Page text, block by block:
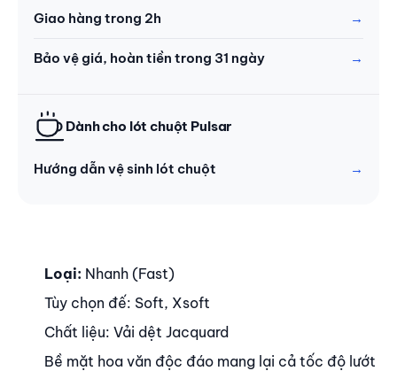
Giao hàng trong 2h
Bảo vệ giá, hoàn tiền trong 31 ngày
Dành cho lót chuột Pulsar
Hướng dẫn vệ sinh lót chuột
Nội dung
Loại: Nhanh (Fast)
Tùy chọn đế: Soft, Xsoft
Chất liệu: Vải dệt Jacquard
Bề mặt hoa văn độc đáo mang lại cả tốc độ lướt